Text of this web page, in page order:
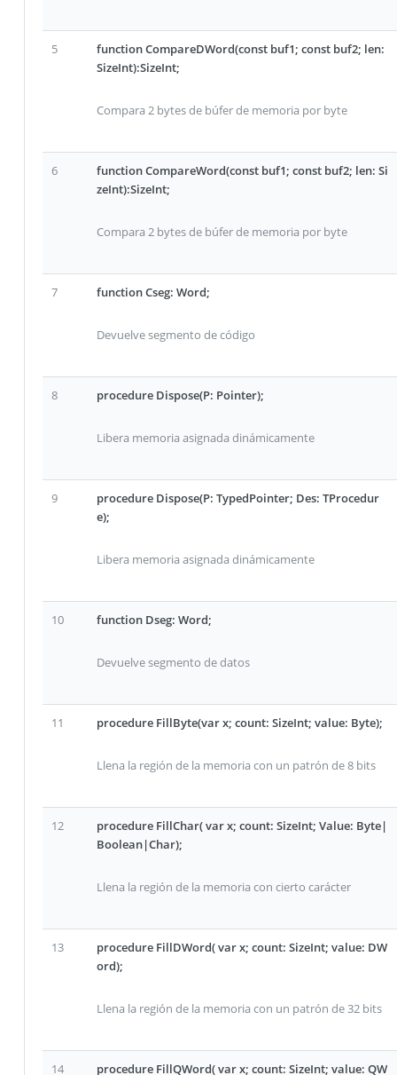
5
function CompareDWord(const buf1; const buf2; len:
SizeInt):SizeInt;
Compara 2 bytes de búfer de memoria por byte
6
function CompareWord(const buf1; const buf2; len: Si
zeInt):SizeInt;
Compara 2 bytes de búfer de memoria por byte
7 function Cseg: Word;
Devuelve segmento de código
8 procedure Dispose(P: Pointer);
Libera memoria asignada dinámicamente
9
procedure Dispose(P: TypedPointer; Des: TProcedur
e);
Libera memoria asignada dinámicamente
10 function Dseg: Word;
Devuelve segmento de datos
11 procedure FillByte(var x; count: SizeInt; value: Byte);
Llena la región de la memoria con un patrón de 8 bits
12
procedure FillChar( var x; count: SizeInt; Value: Byte|
Boolean|Char);
Llena la región de la memoria con cierto carácter
13
procedure FillDWord( var x; count: SizeInt; value: DW
ord);
Llena la región de la memoria con un patrón de 32 bits
14 procedure FillQWord( var x; count: SizeInt; value: QW